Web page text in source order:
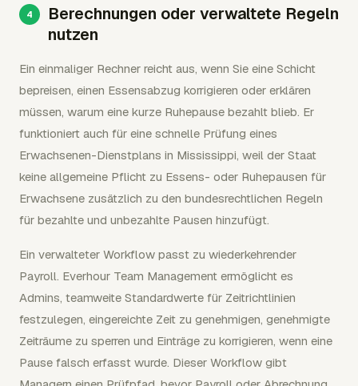
Berechnungen oder verwaltete Regeln
nutzen
Ein einmaliger Rechner reicht aus, wenn Sie eine Schicht
bepreisen, einen Essensabzug korrigieren oder erklären
müssen, warum eine kurze Ruhepause bezahlt blieb. Er
funktioniert auch für eine schnelle Prüfung eines
Erwachsenen-Dienstplans in Mississippi, weil der Staat
keine allgemeine Pflicht zu Essens- oder Ruhepausen für
Erwachsene zusätzlich zu den bundesrechtlichen Regeln
für bezahlte und unbezahlte Pausen hinzufügt.
Ein verwalteter Workflow passt zu wiederkehrender
Payroll. Everhour Team Management ermöglicht es
Admins, teamweite Standardwerte für Zeitrichtlinien
festzulegen, eingereichte Zeit zu genehmigen, genehmigte
Zeiträume zu sperren und Einträge zu korrigieren, wenn eine
Pause falsch erfasst wurde. Dieser Workflow gibt